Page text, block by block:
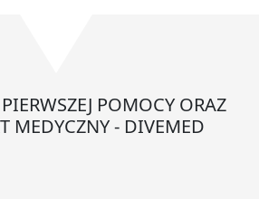
POMOCY ORAZ
MEDYCZNY - DIVEMED